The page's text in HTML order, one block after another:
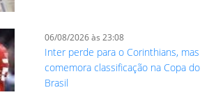
06/08/2026 às 23:08
Inter perde para o Corinthians, mas
comemora classificação na Copa do
Brasil